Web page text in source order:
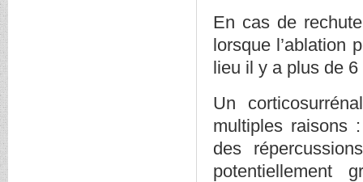
En cas de
lorsque l’ablation
lieu il y a plus de 6
Un
multiples raisons
des